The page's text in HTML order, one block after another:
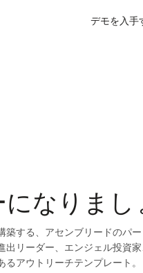
デモを入手
なりまし
築する、アセンブリードのパ
出リーダー、エンジェル投資
るアウトリーチテンプレート。